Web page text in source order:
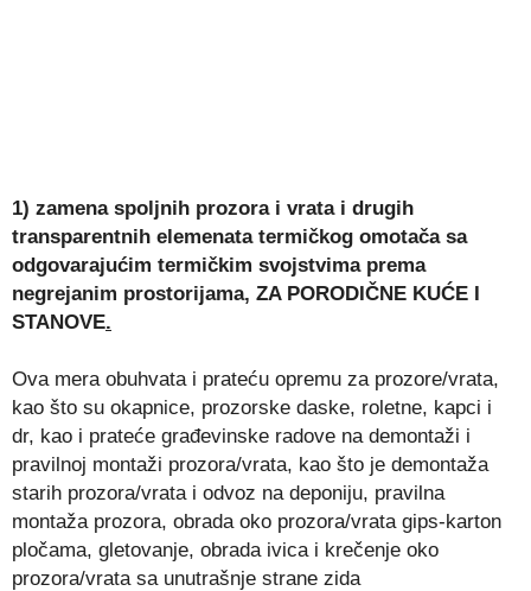
1) zamena spoljnih prozora i vrata i drugih
transparentnih elemenata termičkog omotača sa
odgovarajućim termičkim svojstvima prema
negrejanim prostorijama, ZA PORODIČNE KUĆE I
STANOVE.
Ova mera obuhvata i prateću opremu za prozore/vrata,
kao što su okapnice, prozorske daske, roletne, kapci i
dr, kao i prateće građevinske radove na demontaži i
pravilnoj montaži prozora/vrata, kao što je demontaža
starih prozora/vrata i odvoz na deponiju, pravilna
montaža prozora, obrada oko prozora/vrata gips-karton
pločama, gletovanje, obrada ivica i krečenje oko
prozora/vrata sa unutrašnje strane zida